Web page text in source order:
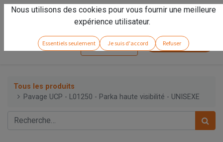
Vivez l'expérienceArseno!
Se connecter Service client
Tous les produits
Pavage UCP - L01250 - Parka haute visibilité - UNISEXE
Nous utilisons des cookies pour vous fournir une meilleure
expérience utilisateur.
Essentiels seulement Je suis d'accord Refuser